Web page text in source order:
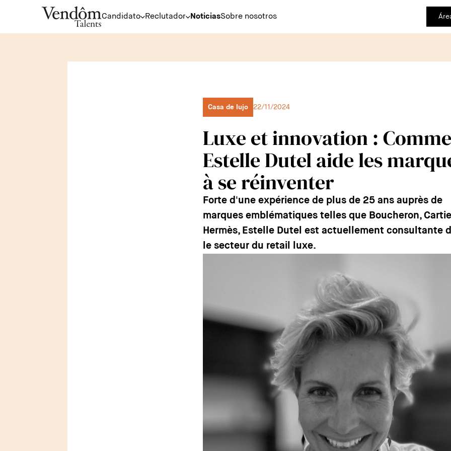
Candidato Reclutador NoticiasSobre nosotros
Casa de lujo 22/11/2024
Luxe et innovation :
Estelle Dutel aide les
à se réinventer
Forte d'une expérience de plus de 25 ans auprès de
marques emblématiques telles que Boucheron,
Hermès, Estelle Dutel est actuellement consultante
le secteur du retail luxe.